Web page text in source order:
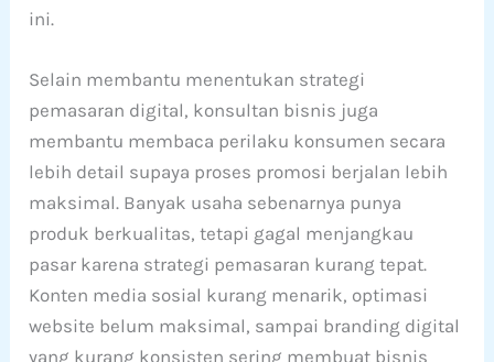
ini.
Selain membantu menentukan strategi
pemasaran digital, konsultan bisnis juga
membantu membaca perilaku konsumen secara
lebih detail supaya proses promosi berjalan lebih
maksimal. Banyak usaha sebenarnya punya
produk berkualitas, tetapi gagal menjangkau
pasar karena strategi pemasaran kurang tepat.
Konten media sosial kurang menarik, optimasi
website belum maksimal, sampai branding digital
yang kurang konsisten sering membuat bisnis